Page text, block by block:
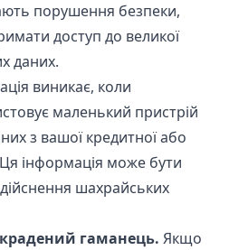
порушення безпеки,
доступ до великої
даних.
виникає, коли
маленький пристрій
з вашої кредитної або
інформація може бути
шахрайських
гаманець. Якщо